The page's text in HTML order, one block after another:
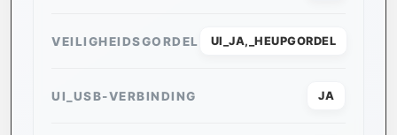
VEILIGHEIDSGORDEL UI_JA,_HEUPGORDEL
UI_USB-VERBINDING JA